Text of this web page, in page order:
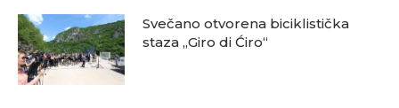
Svečano otvorena biciklistička
staza „Giro di Ćiro“